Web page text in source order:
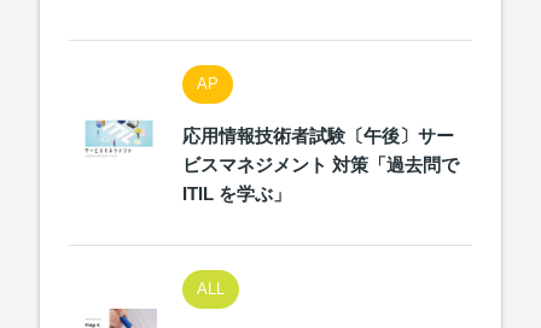
AP
応用情報技術者試験〔午後〕サー
ビスマネジメント 対策「過去問で
ITIL を学ぶ」
ALL